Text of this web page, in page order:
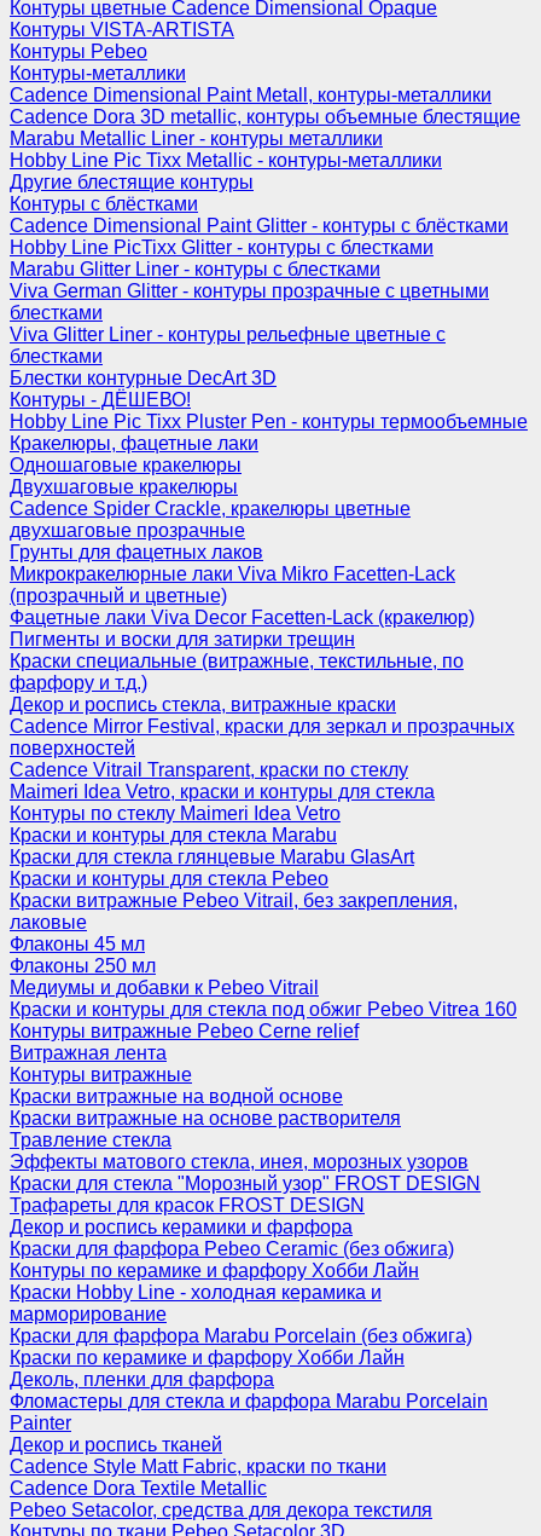
Контуры цветные Cadence Dimensional Opaque
Контуры VISTA-ARTISTA
Контуры Pebeo
Контуры-металлики
Cadence Dimensional Paint Metall, контуры-металлики
Cadence Dora 3D metallic, контуры объемные блестящие
Marabu Metallic Liner - контуры металлики
Hobby Line Pic Tixx Metallic - контуры-металлики
Другие блестящие контуры
Контуры с блёстками
Cadence Dimensional Paint Glitter - контуры с блёстками
Hobby Line PicTixx Glitter - контуры с блестками
Marabu Glitter Liner - контуры с блестками
Viva German Glitter - контуры прозрачные с цветными
блестками
Viva Glitter Liner - контуры рельефные цветные с
блестками
Блестки контурные DecArt 3D
Контуры - ДЁШЕВО!
Hobby Line Pic Tixx Pluster Pen - контуры термообъемные
Кракелюры, фацетные лаки
Одношаговые кракелюры
Двухшаговые кракелюры
Cadence Spider Crackle, кракелюры цветные
двухшаговые прозрачные
Грунты для фацетных лаков
Микрокракелюрные лаки Viva Mikro Facetten-Lack
(прозрачный и цветные)
Фацетные лаки Viva Decor Facetten-Lack (кракелюр)
Пигменты и воски для затирки трещин
Краски специальные (витражные, текстильные, по
фарфору и т.д.)
Декор и роспись стекла, витражные краски
Cadence Mirror Festival, краски для зеркал и прозрачных
поверхностей
Cadence Vitrail Transparent, краски по стеклу
Maimeri Idea Vetro, краски и контуры для стекла
Контуры по стеклу Maimeri Idea Vetro
Краски и контуры для стекла Marabu
Краски для стекла глянцевые Marabu GlasArt
Краски и контуры для стекла Pebeo
Краски витражные Pebeo Vitrail, без закрепления,
лаковые
Флаконы 45 мл
Флаконы 250 мл
Медиумы и добавки к Pebeo Vitrail
Краски и контуры для стекла под обжиг Pebeo Vitrea 160
Контуры витражные Pebeo Cerne relief
Витражная лента
Контуры витражные
Краски витражные на водной основе
Краски витражные на основе растворителя
Травление стекла
Эффекты матового стекла, инея, морозных узоров
Краски для стекла "Морозный узор" FROST DESIGN
Трафареты для красок FROST DESIGN
Декор и роспись керамики и фарфора
Краски для фарфора Pebeo Ceramic (без обжига)
Контуры по керамике и фарфору Хобби Лайн
Краски Hobby Line - холодная керамика и
марморирование
Краски для фарфора Marabu Porcelain (без обжига)
Краски по керамике и фарфору Хобби Лайн
Деколь, пленки для фарфора
Фломастеры для стекла и фарфора Marabu Porcelain
Painter
Декор и роспись тканей
Cadence Style Matt Fabric, краски по ткани
Cadence Dora Textile Metallic
Pebeo Setacolor, средства для декора текстиля
Контуры по ткани Pebeo Setacolor 3D